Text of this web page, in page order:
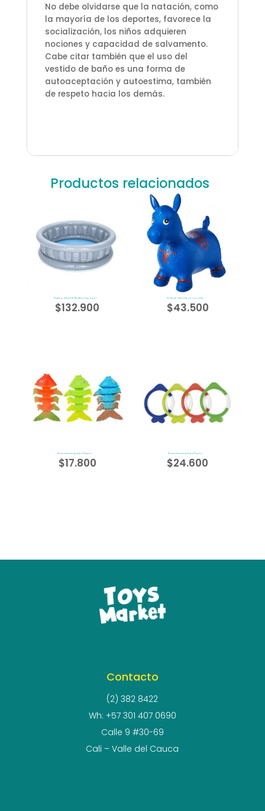
No debe olvidarse que la natación, como
la mayoría de los deportes, favorece la
socialización, los niños adquieren
nociones y capacidad de salvamento.
Cabe citar también que el uso del
vestido de baño es una forma de
autoaceptación y autoestima, también
de respeto hacia los demás.
Productos relacionados
Piscina Inflable Bestway Espacial
$132.900
Saltarin inflable con sonido
$43.500
Peces Sumergibles Piscina
$17.800
Peces Sumergibles Piscina
$24.600
Contacto
(2) 382 8422
Wh: +57 301 407 0690
Calle 9 #30-69
Cali – Valle del Cauca